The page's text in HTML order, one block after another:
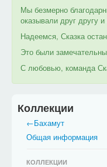
Мы безмерно
оказывали друг другу
Надеемся, Сказка
Это были
С любовью, команда
Коллекции
←Бахамут
Общая информация
КОЛЛЕКЦИИ